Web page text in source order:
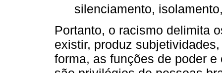
silenciamento,
Portanto, o racismo delimita
existir, produz
forma, as funções de poder